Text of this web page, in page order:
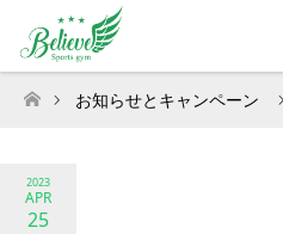
ホーム
お知らせとキャンペーン
2023
APR
25